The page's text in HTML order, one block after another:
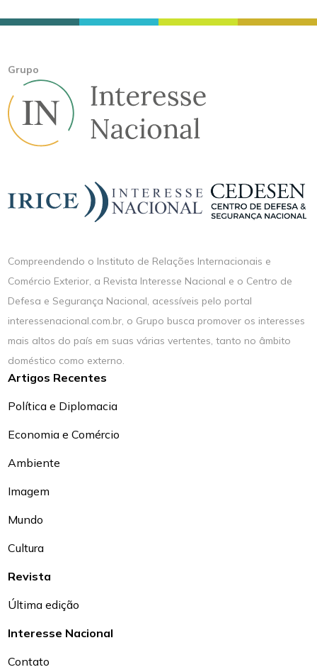
Grupo
Compreendendo o Instituto de Relações Internacionais e
Comércio Exterior, a Revista Interesse Nacional e o Centro de
Defesa e Segurança Nacional, acessíveis pelo portal
interessenacional.com.br, o Grupo busca promover os interesses
mais altos do país em suas várias vertentes, tanto no âmbito
doméstico como externo.
Artigos Recentes
Política e Diplomacia
Economia e Comércio
Ambiente
Imagem
Mundo
Cultura
Revista
Última edição
Interesse Nacional
Contato